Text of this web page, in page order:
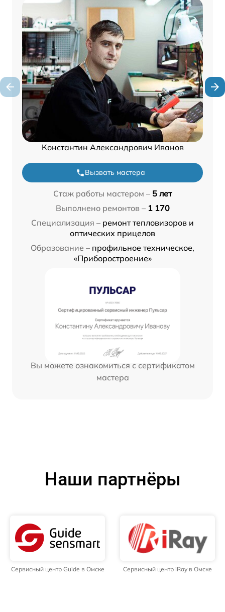
Константин Александрович Иванов
Вызвать мастера
Стаж работы мастером – 5 лет
Выполнено ремонтов – 1 170
Специализация – ремонт тепловизоров и
оптических прицелов
Образование – профильное техническое,
«Приборостроение»
Вы можете ознакомиться с сертификатом
мастера
Наши партнёры
Сервисный центр Guide в Омске Сервисный центр iRay в Омске